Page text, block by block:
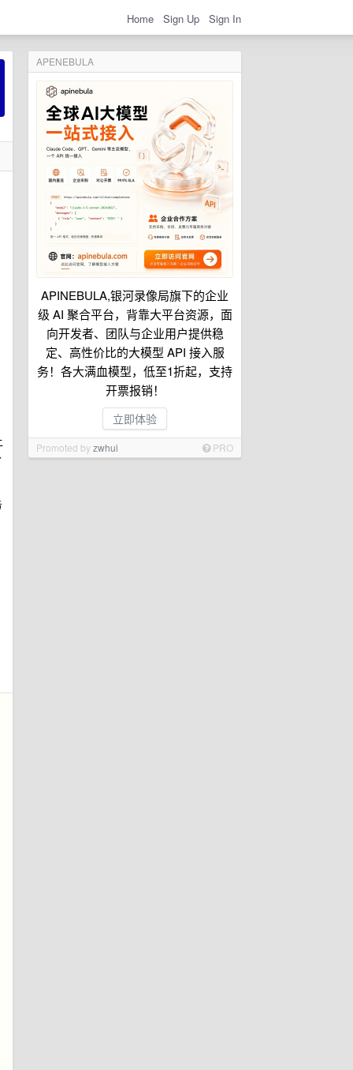
Home Sign Up Sign In
APENEBULA
APINEBULA,银河录像局旗下的企业
级 AI 聚合平台，背靠大平台资源，面
向开发者、团队与企业用户提供稳
定、高性价比的大模型 API 接入服
务！各大满血模型，低至1折起，支持
开票报销！
立即体验
Promoted byzwhui PRO